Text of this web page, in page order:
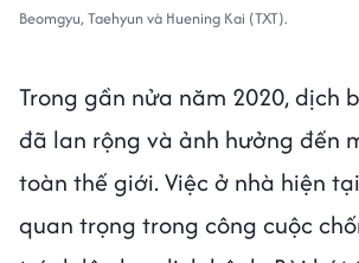
Beomgyu, Taehyun và Huening Kai (TXT).
Trong gần nửa năm 2020, dịch
đã lan rộng và ảnh hưởng đến
toàn thế giới. Việc ở nhà hiện
quan trọng trong công cuộc